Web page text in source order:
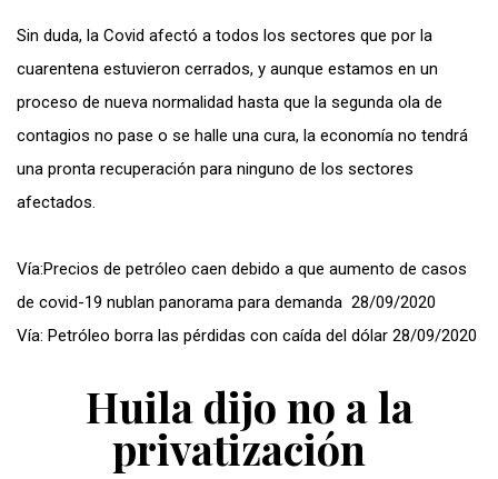
Sin duda, la Covid afectó a todos los sectores que por la
cuarentena estuvieron cerrados, y aunque estamos en un
proceso de nueva normalidad hasta que la segunda ola de
contagios no pase o se halle una cura, la economía no tendrá
una pronta recuperación para ninguno de los sectores
afectados.
Vía:Precios de petróleo caen debido a que aumento de casos
de covid-19 nublan panorama para demanda 28/09/2020
Vía: Petróleo borra las pérdidas con caída del dólar 28/09/2020
Huila dijo no a la
privatización